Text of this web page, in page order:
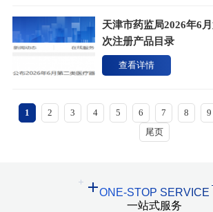
天津市药监局2026年6
次注册产品目录
查看详情
1 2 3 4 5 6 7 8 9
尾页
ONE-STOP SERVICE
一站式服务